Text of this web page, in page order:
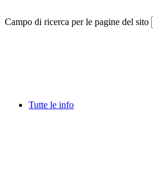
Campo di ricerca per le pagine del sito
Tutte le info